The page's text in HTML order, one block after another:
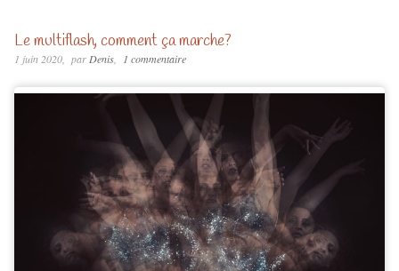
Le multiflash, comment ça marche?
1 juin 2020 parDenis 1 commentaire